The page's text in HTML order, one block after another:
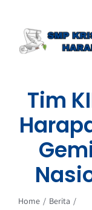
content
Tim
Home
Berita